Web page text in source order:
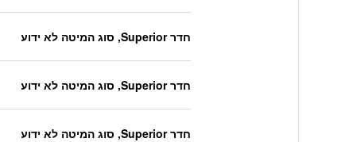
חדר Superior, סוג המיטה לא ידוע
חדר Superior, סוג המיטה לא ידוע
חדר Superior, סוג המיטה לא ידוע